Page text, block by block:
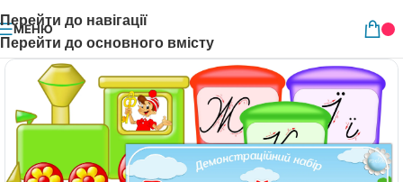
Перейти до навігації
Перейти до основного вмісту
МЕНЮ